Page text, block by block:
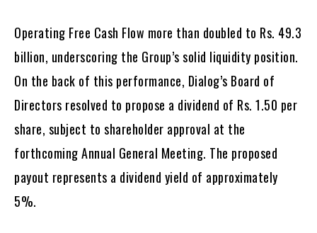
Operating Free Cash Flow more than doubled to Rs. 49.3
billion, underscoring the Group’s solid liquidity position.
On the back of this performance, Dialog’s Board of
Directors resolved to propose a dividend of Rs. 1.50 per
share, subject to shareholder approval at the
forthcoming Annual General Meeting. The proposed
payout represents a dividend yield of approximately
5%.